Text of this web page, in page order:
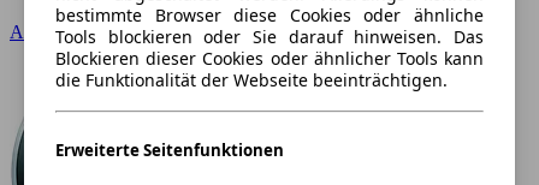
Audi
bestimmte Browser diese Cookies oder ähnliche
Tools blockieren oder Sie darauf hinweisen. Das
Blockieren dieser Cookies oder ähnlicher Tools kann
die Funktionalität der Webseite beeinträchtigen.
Erweiterte Seitenfunktionen